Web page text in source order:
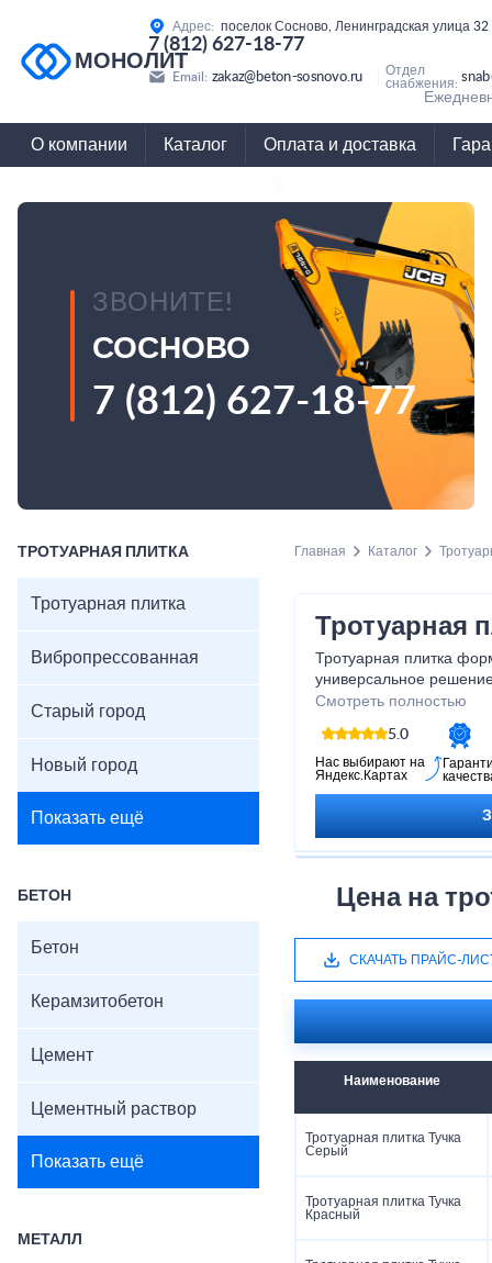
МОНОЛИТ
Адрес: поселок Сосново, Ленинградская улица 32
7 (812) 627-18-77
Email: zakaz@beton-sosnovo.ru
Отдел
снабжения:
О компании Каталог Оплата и доставка
ЗВОНИТЕ!
СОСНОВО
7 (812) 627-18-77
ТРОТУАРНАЯ ПЛИТКА
Тротуарная плитка
Вибропрессованная
Старый город
Новый город
Показать ещё
БЕТОН
Бетон
Керамзитобетон
Цемент
Цементный раствор
Показать ещё
МЕТАЛЛ
Главная Каталог
Тротуарная
Тротуарная плитка
универсальное
зон, дворов, садовых
В наличии имеется
По запросу возможен
параметров — цвета,
морозостойкости в
Смотреть полностью
5.0
Нас выбирают на
Яндекс.Картах
Цена на
СКАЧАТЬ ПРАЙС-
Наименование
Тротуарная плитка Тучка
Серый
Тротуарная плитка Тучка
Красный